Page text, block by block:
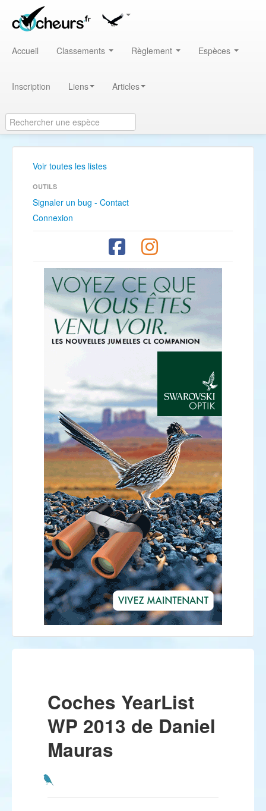
Accueil Classements Règlement Espèces
Inscription Liens Articles
Voir toutes les listes
OUTILS
Signaler un bug - Contact
Connexion
Coches YearList
WP 2013 de Daniel
Mauras